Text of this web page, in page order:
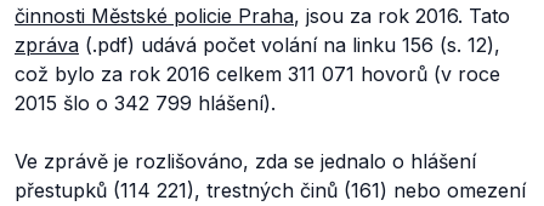
činnosti Městské policie Praha, jsou za rok 2016. Tato
zpráva (.pdf) udává počet volání na linku 156 (s. 12),
což bylo za rok 2016 celkem 311 071 hovorů (v roce
2015 šlo o 342 799 hlášení).
Ve zprávě je rozlišováno, zda se jednalo o hlášení
přestupků (114 221), trestných činů (161) nebo omezení